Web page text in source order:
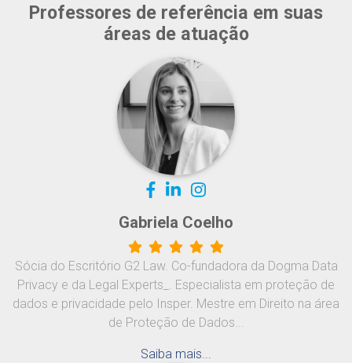
Professores de referência em suas
áreas de atuação
Gabriela Coelho
Sócia do Escritório G2 Law. Co-fundadora da Dogma Data
Privacy e da Legal Experts_. Especialista em proteção de
dados e privacidade pelo Insper. Mestre em Direito na área
de Proteção de Dados...
Saiba mais...